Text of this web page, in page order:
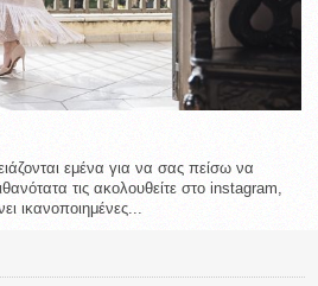
εμένα για να σας πείσω να
τις ακολουθείτε στο instagram,
ικανοποιημένες...